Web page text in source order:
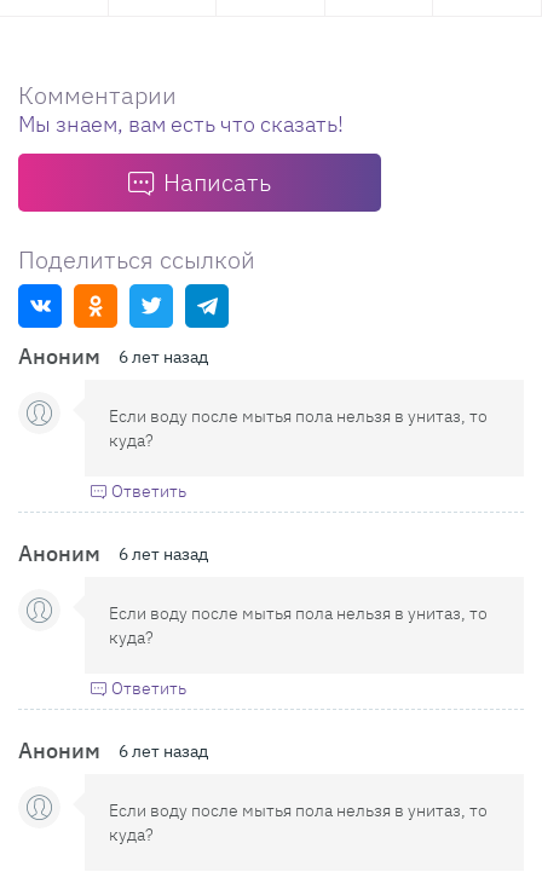
Комментарии
Мы знаем, вам есть что сказать!
Написать
Поделиться ссылкой
Аноним 6 лет назад
Если воду после мытья пола нельзя в унитаз, то
куда?
Ответить
Аноним 6 лет назад
Если воду после мытья пола нельзя в унитаз, то
куда?
Ответить
Аноним 6 лет назад
Если воду после мытья пола нельзя в унитаз, то
куда?